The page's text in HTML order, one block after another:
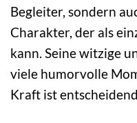
Begleiter, sondern
Charakter, der als
kann. Seine witzige
viele humorvolle
Kraft ist